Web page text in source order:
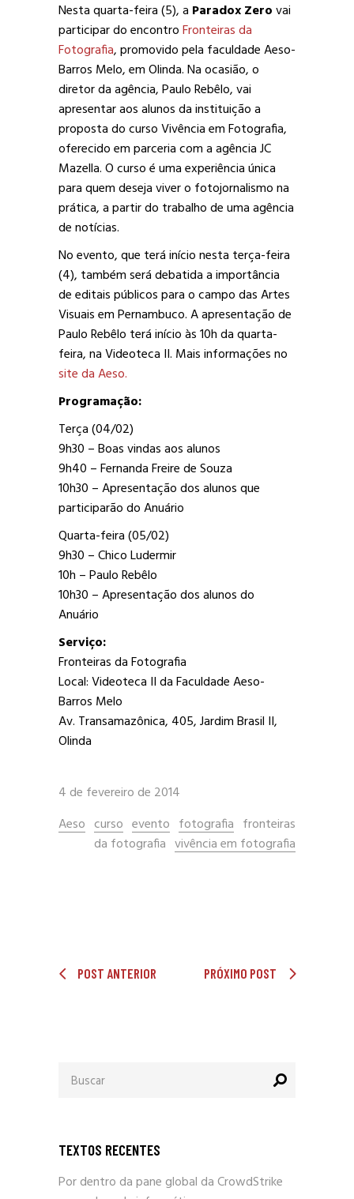
Nesta quarta-feira (5), a Paradox Zerovai
participar do encontroFronteiras da
Fotografia, promovido pela faculdade Aeso-
Barros Melo, em Olinda. Na ocasião, o
diretor da agência, Paulo Rebêlo, vai
apresentar aos alunos da instituição a
proposta do curso Vivência em Fotografia,
oferecido em parceria com a agência JC
Mazella. O curso é uma experiência única
para quem deseja viver o fotojornalismo na
prática, a partir do trabalho de uma agência
de notícias.
No evento, que terá início nesta terça-feira
(4), também será debatida a importância
de editais públicos para o campo das Artes
Visuais em Pernambuco. A apresentação de
Paulo Rebêlo terá início às 10h da quarta-
feira, na Videoteca II. Mais informações no
site da Aeso.
Programação:
Terça (04/02)
9h30 – Boas vindas aos alunos
9h40 – Fernanda Freire de Souza
10h30 – Apresentação dos alunos que
participarão do Anuário
Quarta-feira (05/02)
9h30 – Chico Ludermir
10h – Paulo Rebêlo
10h30 – Apresentação dos alunos do
Anuário
Serviço:
Fronteiras da Fotografia
Local: Videoteca II da Faculdade Aeso-
Barros Melo
Av. Transamazônica, 405, Jardim Brasil II,
Olinda
4 de fevereiro de 2014
Aeso curso evento fotografia fronteiras
da fotografia vivência em fotografia
POST ANTERIOR PRÓXIMO POST
por:
TEXTOS RECENTES
Por dentro da pane global da CrowdStrike